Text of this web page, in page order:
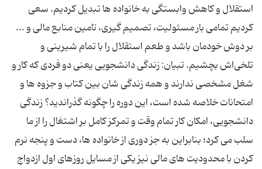
استقلال و کاهش وابستگی به خانواده ها تبدیل کردیم. سعی
کردیم تمامی بار مسئولیت، تصمیم گیری، تامین منابع مالی و ...
بر دوش خودمان باشد و طعم استقلال را با تمام شیرینی و
تلخی‌اش بچشیم. تبیان: زندگی دانشجویی یعنی دو فردی که کار و
شغل مشخصی ندارند و همه زندگی شان بین کتاب و جزوه ها و
امتحانات خلاصه شده است، این دوره را چگونه گذراندید؟ زندگی
دانشجویی، امکان کار تمام وقت و تمرکز کامل بر اشتغال را از ما
سلب می کرد؛ بنابراین به جز دوری از خانواده ها، دست و پنجه نرم
کردن با محدودیت های مالی نیز یکی از مسایل روزهای اول ازدواج